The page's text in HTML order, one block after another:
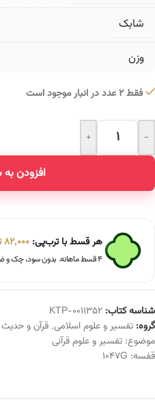
شابک
وزن
فقط 2 عدد در انبار موجود است
-
+
افزودن
هر قسط با ترب‌پی: 82,000
۴ قسط ماهانه. بدون سود، چک و ضامن.
شناسه کتاب: KTP-0011352
گروه: تفسیر و علوم اسلامی, قرآن و حدیث
موضوع: تفسیر و علوم قرآنی
قفسه: 1047G